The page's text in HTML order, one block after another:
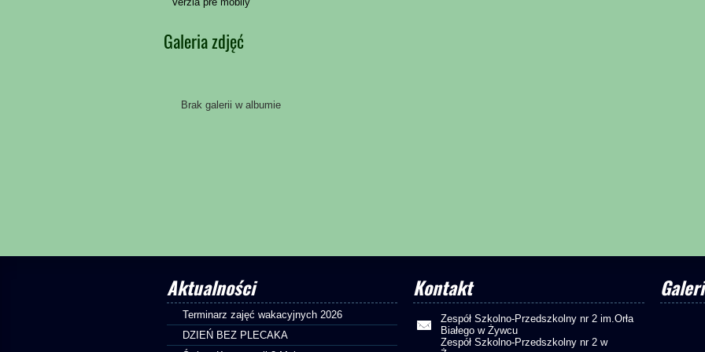
Galeria zdjęć
Brak galerii w albumie
Aktualności
Terminarz zajęć wakacyjnych 2026
DZIEŃ BEZ PLECAKA
Kontakt
Zespół Szkolno-Przedszkolny nr 2 im.Orła
Białego w Żywcu
Zespół Szkolno-Przedszkolny nr 2 w